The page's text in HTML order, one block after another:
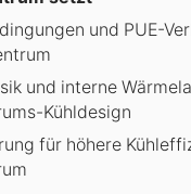
und PUE-
und interne
Kühldesign
für höhere